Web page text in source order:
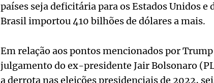
países seja deficitária para os Estados Unidos e
Brasil importou 410 bilhões de dólares a mais.
Em relação aos pontos mencionados por
julgamento do ex-presidente Jair Bolsonaro
a derrota nas eleições presidenciais de 2022,